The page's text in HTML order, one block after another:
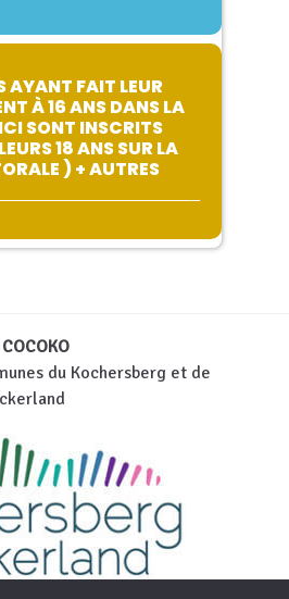
AYANT FAIT LEUR
À 16 ANS DANS LA
SONT INSCRITS
18 ANS SUR LA
) + AUTRES
COCOKO
du Kochersberg et de